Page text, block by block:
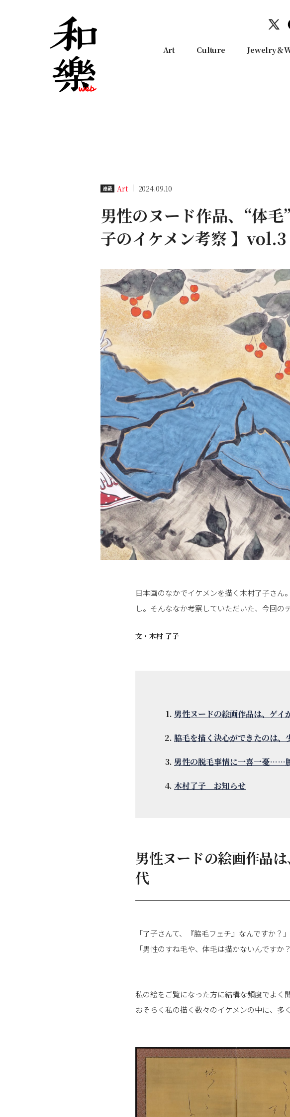
Art Culture Jewelry＆
連載 Art 2024.09.10
男性のヌード作品、“体
子のイケメン考察 】vol.3
日本画のなかでイケメンを描く木村了子さ
し。そんななか考察していただいた、今回の
文・ 木村 了子
男性ヌードの絵画作品は、ゲ
脇毛を描く決心ができたのは、
男性の脱毛事情に一喜一憂……
木村了子 お知らせ
男性ヌードの絵画作品
代
「了子さんて、『脇毛フェチ』なんですか？」
「男性のすね毛や、体毛は描かないんですか？
私の絵をご覧になった方に結構な頻度でよく
おそらく私の描く数々のイケメンの中に、多